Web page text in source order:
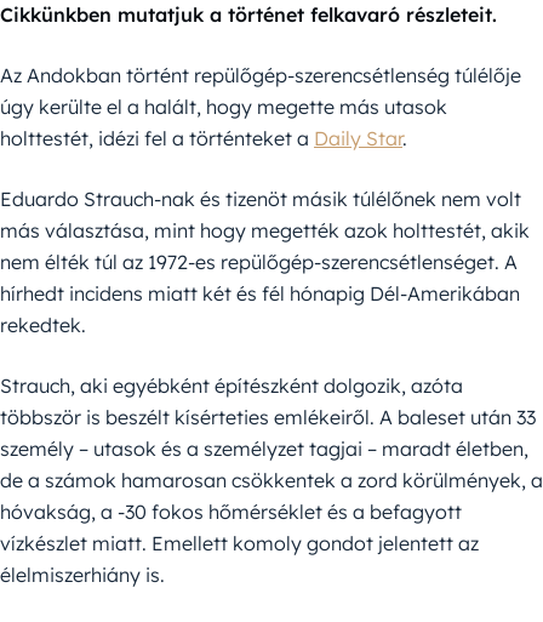
Cikkünkben mutatjuk a történet felkavaró részleteit.
Az Andokban történt repülőgép-szerencsétlenség túlélője
úgy kerülte el a halált, hogy megette más utasok
holttestét, idézi fel a történteket a Daily Star.
Eduardo Strauch-nak és tizenöt másik túlélőnek nem volt
más választása, mint hogy megették azok holttestét, akik
nem élték túl az 1972-es repülőgép-szerencsétlenséget. A
hírhedt incidens miatt két és fél hónapig Dél-Amerikában
rekedtek.
Strauch, aki egyébként építészként dolgozik, azóta
többször is beszélt kísérteties emlékeiről. A baleset után 33
személy – utasok és a személyzet tagjai – maradt életben,
de a számok hamarosan csökkentek a zord körülmények, a
hóvakság, a -30 fokos hőmérséklet és a befagyott
vízkészlet miatt. Emellett komoly gondot jelentett az
élelmiszerhiány is.